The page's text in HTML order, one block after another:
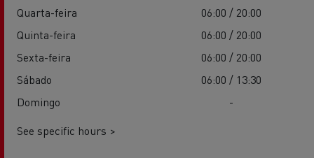
Quarta-feira
06:00 / 20:00
Quinta-feira
06:00 / 20:00
Sexta-feira
06:00 / 20:00
Sábado
06:00 / 13:30
Domingo
-
See specific hours >